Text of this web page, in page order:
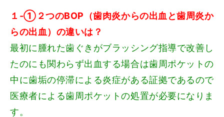
１-①２つのBOP（歯肉炎からの出血と歯周炎か
らの出血）の違いは？
最初に腫れた歯ぐきがブラッシング指導で改善し
たのにも関わらず出血する場合は歯周ポケットの
中に歯垢の停滞による炎症がある証拠であるので
医療者による歯周ポケットの処置が必要になりま
す。